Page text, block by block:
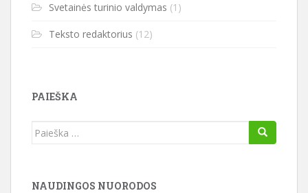
Svetainės turinio valdymas (1)
Teksto redaktorius (12)
PAIEŠKA
Ieškoti:
NAUDINGOS NUORODOS